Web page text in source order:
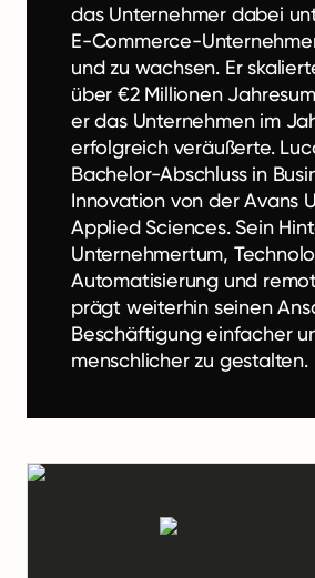
das Unternehmer dabei
E-Commerce-
und zu wachsen. Er
über €2 Millionen
er das Unternehmen im
erfolgreich veräußerte.
Bachelor-Abschluss in
Innovation von der Avans
Applied Sciences. Sein
Unternehmertum,
Automatisierung und
prägt weiterhin seinen
Beschäftigung einfacher
menschlicher zu gestalten.